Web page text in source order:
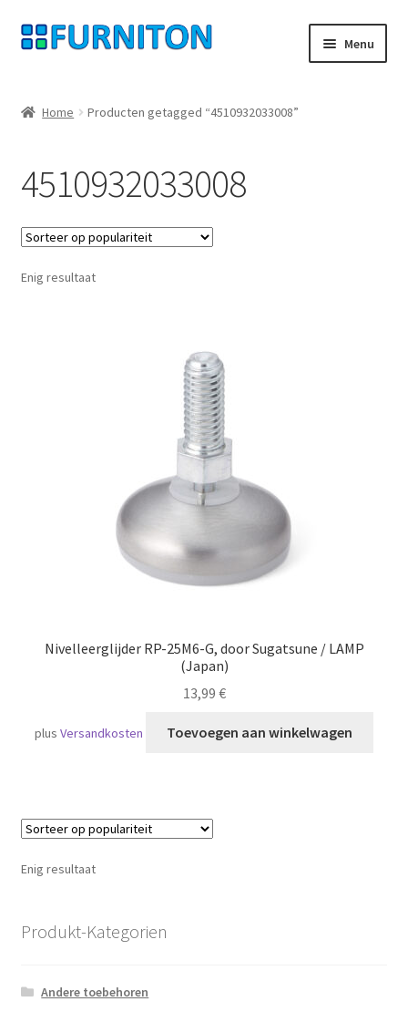
Ga
door
navigatie
Ga
naar
inhoud
Menu
Gegevensbescherming
Herroepingsrecht
Neem contact op met
Home Producten getagged “4510932033008”
4510932033008
Enig resultaat
Nivelleerglijder RP-25M6-G, door Sugatsune / LAMP
(Japan)
13,99 €
plusVersandkosten Toevoegen aan winkelwagen
Enig resultaat
Produkt-Kategorien
Andere toebehoren